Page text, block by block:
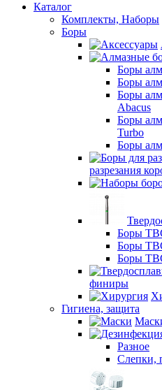
Каталог
Комплекты, Наборы
Боры
Боры
Боры
Боры
Abacus
Боры
Turbo
Боры
разрезания
Боры
Боры
Боры
финиры
Гигиена, защита
Разное
Слепки,